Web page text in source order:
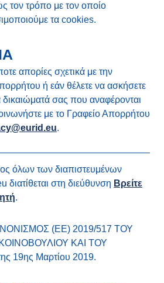
τον τρόπο με τον οποίο
τα cookies.
απορίες σχετικά με την
ή εάν θέλετε να ασκήσετε
σας που αναφέρονται
με το Γραφείο Απορρήτου
.
όλων των διαπιστευμένων
στη διεύθυνση Βρείτε
.
(ΕΕ) 2019/517 ΤΟΥ
ΚΑΙ ΤΟΥ
19ης Μαρτίου 2019.